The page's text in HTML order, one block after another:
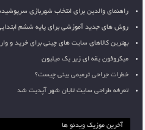
راهنمای والدین برای انتخاب شهربازی
روش های جدید آموزشی برای پایه ششم
بهترین کالاهای سایت های چینی برای خرید و
میکروفون یقه ای زیر یک میلیون
خطرات جراحی ترمیمی بینی چیست؟
تعرفه طراحی سایت تابان شهر آپدیت شد
آخرین موزیک ویدئو ها